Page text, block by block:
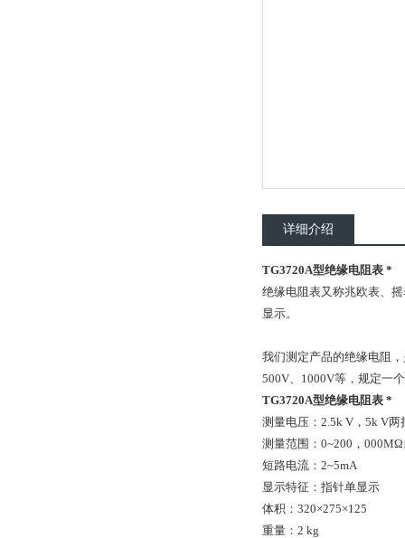
详细介绍
TG3720A型绝缘电阻表 *
绝缘电阻表又称兆欧表、
显示。
我们测定产品的绝缘电阻
500V、1000V等，规定一
TG3720A型绝缘电阻表 *
测量电压：2.5k V，5k V两
测量范围：0~200，
短路电流：2~5mA
显示特征：指针单显示
体积：320×275×125
重量：2 kg